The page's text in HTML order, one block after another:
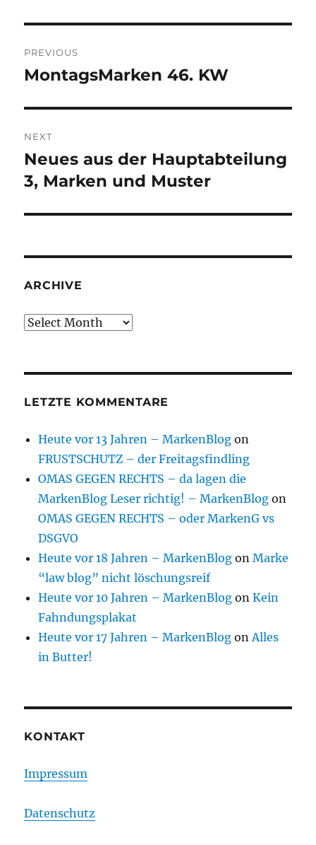
navigation
PREVIOUS
Previous
MontagsMarken 46. KW
NEXT
Next
post:
Neues aus der Hauptabteilung
3, Marken und Muster
ARCHIVE
Archive
LETZTE KOMMENTARE
Heute vor 13 Jahren – MarkenBlog on
FRUSTSCHUTZ – der Freitagsfindling
OMAS GEGEN RECHTS – da lagen die
MarkenBlog Leser richtig! – MarkenBlog on
OMAS GEGEN RECHTS – oder MarkenG vs
DSGVO
Heute vor 18 Jahren – MarkenBlog onMarke
“law blog” nicht löschungsreif
Heute vor 10 Jahren – MarkenBlog onKein
Fahndungsplakat
Heute vor 17 Jahren – MarkenBlog onAlles
in Butter!
KONTAKT
Impressum
Datenschutz